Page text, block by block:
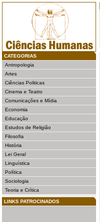
CATEGORIAS
Antropologia
Artes
Ciências Politicas
Cinema e Teatro
Comunicações e Mídia
Economia
Educação
Estudos de Religião
Filosofia
História
Lei Geral
Linguística
Política
Sociologia
Teoria e Crítica
LINKS PATROCINADOS